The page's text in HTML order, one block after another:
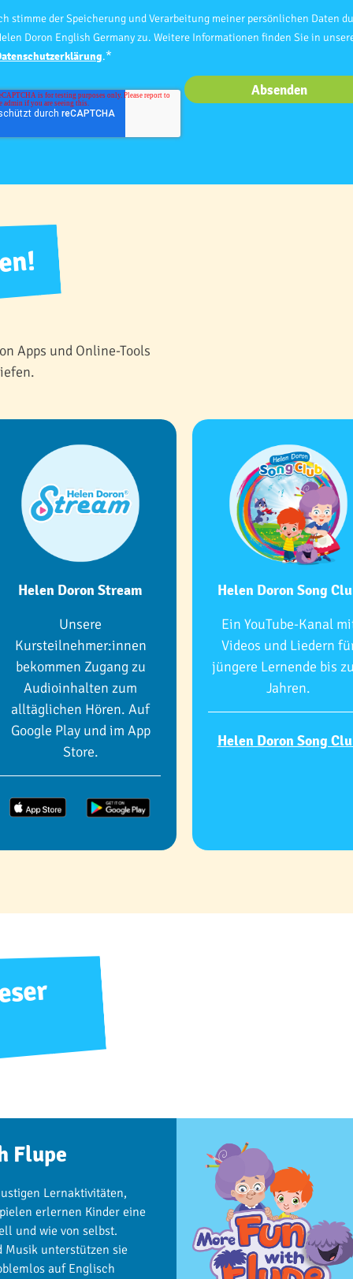
stimme der Speicherung und Verarbeitung meiner persönlichen Daten
Doron English Germany zu. Weitere Informationen finden Sie in
.*
Apps und Online-Tools
Helen Doron Stream
Unsere
Kursteilnehmer:innen
bekommen Zugang zu
Audioinhalten zum
alltäglichen Hören. Auf
Google Play und im App
Store.
Helen Doron Song
Ein YouTube-Kanal
Videos und Liedern
jüngere Lernende bis
Jahren.
Helen Doron Song
Flupe
Lernaktivitäten,
erlernen Kinder eine
und wie von selbst.
Musik unterstützen sie
auf Englisch